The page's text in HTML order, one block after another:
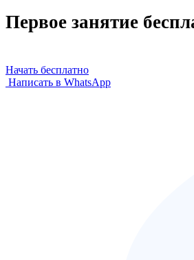
Первое занятие
Начать бесплатно
Написать в WhatsApp